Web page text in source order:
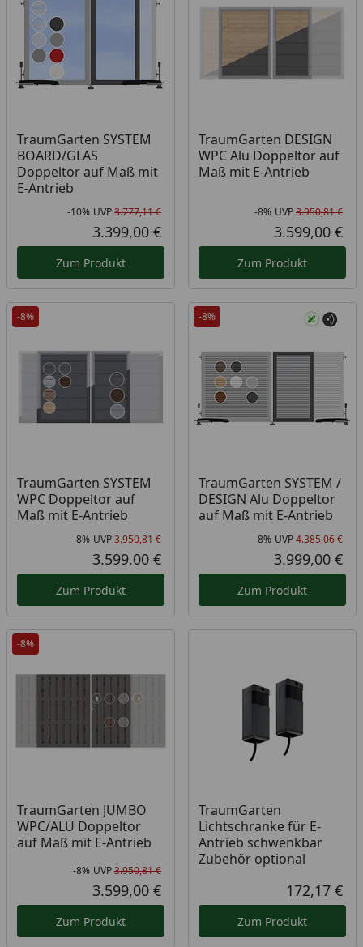
TraumGarten SYSTEM
BOARD/GLAS
Doppeltor auf Maß mit
E-Antrieb
Rabatt in Prozent
-10%
Ursprünglicher Preis
UVP3.777,11 €
Aktueller Preis
3.399,00 €
Zum Produkt
TraumGarten DESIGN
WPC Alu Doppeltor auf
Maß mit E-Antrieb
-8% UVP3.950,81 €
3.599,00 €
Zum Produkt
-8%
TraumGarten SYSTEM
WPC Doppeltor auf
Maß mit E-Antrieb
Rabatt in Prozent
-8%
Ursprünglicher Preis
UVP3.950,81 €
Aktueller Preis
3.599,00 €
Zum Produkt
-8%
TraumGarten SYSTEM /
DESIGN Alu Doppeltor
auf Maß mit E-Antrieb
-8% UVP4.385,06 €
3.999,00 €
Zum Produkt
-8%
TraumGarten JUMBO
WPC/ALU Doppeltor
auf Maß mit E-Antrieb
Rabatt in Prozent
-8%
Ursprünglicher Preis
UVP3.950,81 €
Aktueller Preis
3.599,00 €
Zum Produkt
TraumGarten
Lichtschranke für E-
Antrieb schwenkbar
Zubehör optional
172,17 €
Zum Produkt